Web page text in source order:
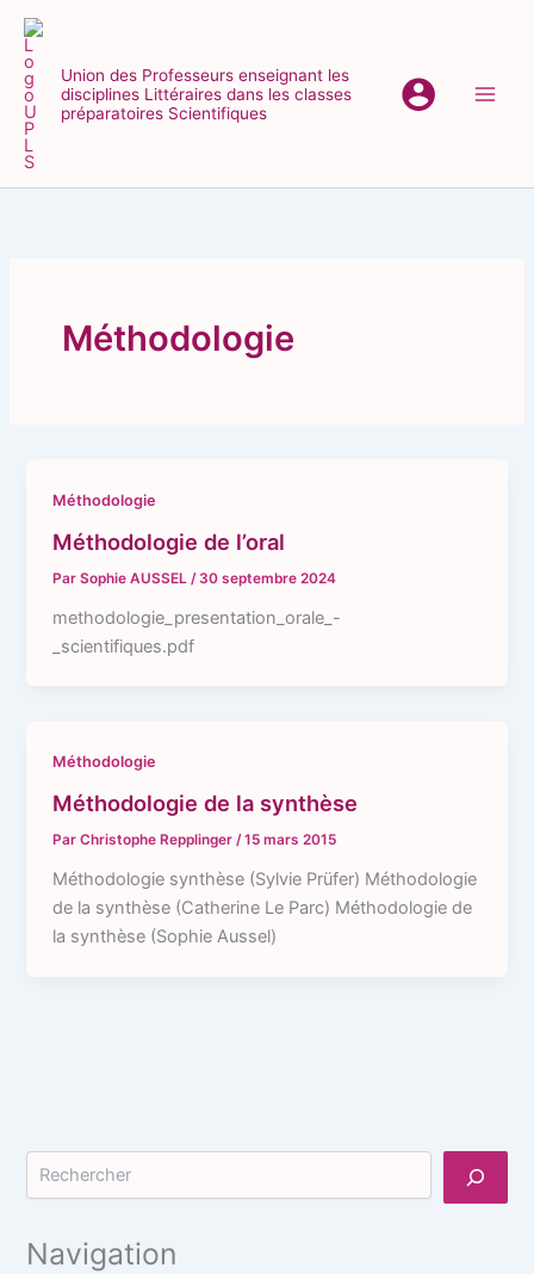
Aller
contenuUnion des Professeurs enseignant les
disciplines Littéraires dans les classes
préparatoires Scientifiques
Méthodologie
Méthodologie
Méthodologie de l’oral
ParSophie AUSSEL / 30 septembre 2024
methodologie_presentation_orale_-
_scientifiques.pdf
Méthodologie
Méthodologie de la synthèse
ParChristophe Repplinger/15 mars 2015
Méthodologie synthèse (Sylvie Prüfer) Méthodologie
de la synthèse (Catherine Le Parc) Méthodologie de
la synthèse (Sophie Aussel)
Rechercher
Navigation